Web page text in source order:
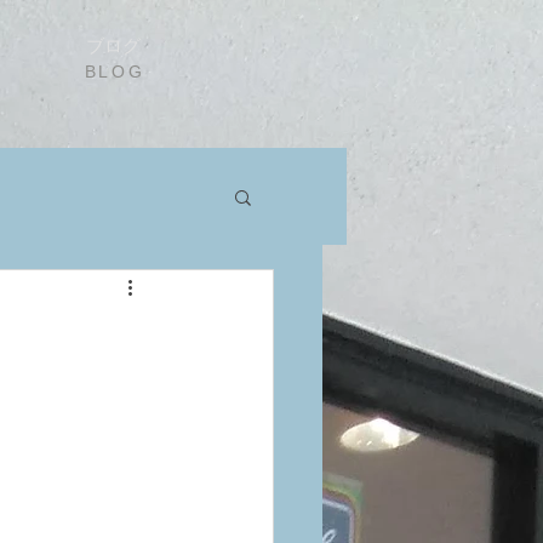
ブログ
BLOG